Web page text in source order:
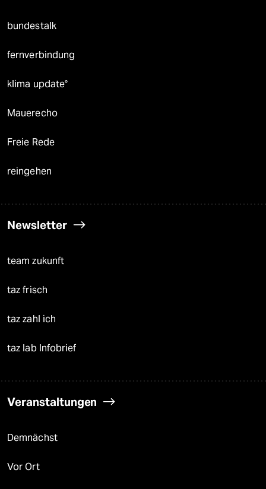
bundestalk
fernverbindung
klima update°
Mauerecho
Freie Rede
reingehen
Newsletter
team zukunft
taz frisch
taz zahl ich
taz lab Infobrief
Veranstaltungen
Demnächst
Vor Ort